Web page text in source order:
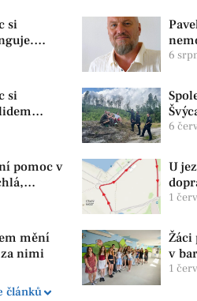
si
který
si
pomoc v
udržovat
mění
nimi
článků
6
6
U
1
Žáci
v
1